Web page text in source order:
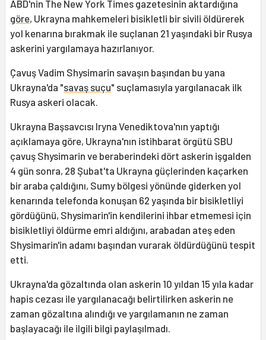
ABD'nin The New York Times gazetesinin aktardığına
göre, Ukrayna mahkemeleri bisikletli bir sivili öldürerek
yol kenarına bırakmak ile suçlanan 21 yaşındaki bir Rusya
askerini yargılamaya hazırlanıyor.
Çavuş Vadim Shysimarin savaşın başından bu yana
Ukrayna'da "savaş suçu" suçlamasıyla yargılanacak ilk
Rusya askeri olacak.
Ukrayna Başsavcısı Iryna Venediktova'nın yaptığı
açıklamaya göre, Ukrayna'nın istihbarat örgütü SBU
çavuş Shysimarin ve beraberindeki dört askerin işgalden
4 gün sonra, 28 Şubat'ta Ukrayna güçlerinden kaçarken
bir araba çaldığını, Sumy bölgesi yönünde giderken yol
kenarında telefonda konuşan 62 yaşında bir bisikletliyi
gördüğünü, Shysimarin'in kendilerini ihbar etmemesi için
bisikletliyi öldürme emri aldığını, arabadan ateş eden
Shysimarin'in adamı başından vurarak öldürdüğünü tespit
etti.
Ukrayna'da gözaltında olan askerin 10 yıldan 15 yıla kadar
hapis cezası ile yargılanacağı belirtilirken askerin ne
zaman gözaltına alındığı ve yargılamanın ne zaman
başlayacağı ile ilgili bilgi paylaşılmadı.